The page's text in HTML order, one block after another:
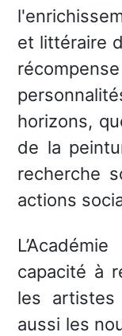
et littéraire
horizons,
de la
recherche
actions
capacité à
les
aussi les